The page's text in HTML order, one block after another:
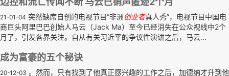
21-01-04 突然缺席自创的电视节目“非洲创业者真人秀”，电视节目中国电
商巨头阿里巴巴创始人马云（Jack Ma）至今已经消失在公众视线中2个
月了，引发各界关注。自从有关习近平的争议性演讲之后，马云...
成为富豪的五个秘诀
20-12-03 。然而，只有找到了他真正感兴趣的工作之后，加德纳才升到他